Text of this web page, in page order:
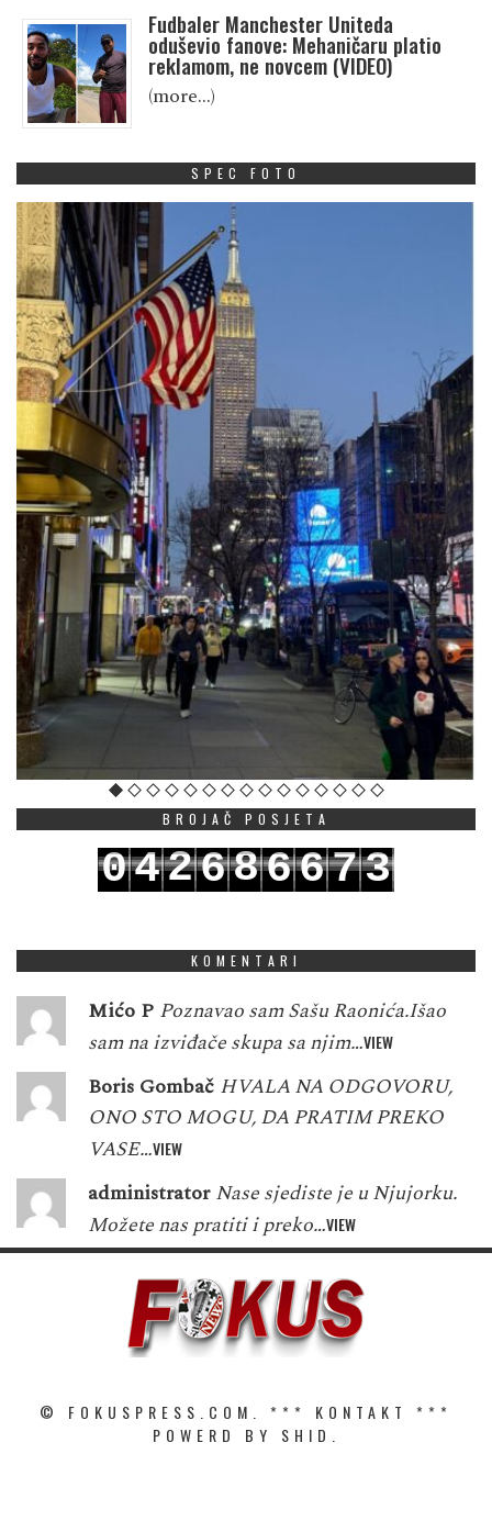
Fudbaler Manchester Uniteda
oduševio fanove: Mehaničaru platio
reklamom, ne novcem (VIDEO)
(more…)
SPEC FOTO
BROJAČ POSJETA
042686673
KOMENTARI
Mićo P Poznavao sam Sašu Raonića.Išao
sam na izviđače skupa sa njim…VIEW
Boris Gombač HVALA NA ODGOVORU,
ONO STO MOGU, DA PRATIM PREKO
VASE…VIEW
administrator Nase sjediste je u Njujorku.
Možete nas pratiti i preko…VIEW
© FOKUSPRESS.COM. *** KONTAKT
***
POWERD BY SHID.